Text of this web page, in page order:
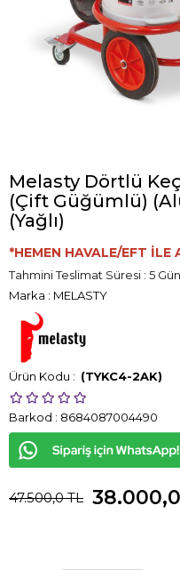
Melasty Dörtlü
(Çift Güğümlü)
(Yağlı)
*HEMEN HAVALE/EFT
Tahmini Teslimat Süresi : 5 Gün
Marka : MELASTY
(TYKC4-2AK)
Barkod : 8684087004490
47.500,0 TL